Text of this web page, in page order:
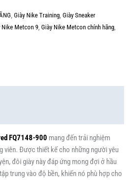
Giày Nike Training Giày Sneaker
Nike Metcon 9 Giày Nike Metcon chính hãng
FQ7148-900 mang đến trải nghiệm
viên. Được thiết kế cho những người yêu
đôi giày này đáp ứng mong đợi ở hầu
trung vào độ bền, khiến nó phù hợp cho